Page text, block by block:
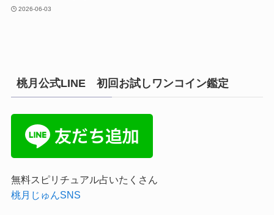
2026-06-03
桃月公式LINE 初回お試しワンコイン鑑定
無料スピリチュアル占いたくさん
桃月じゅんSNS